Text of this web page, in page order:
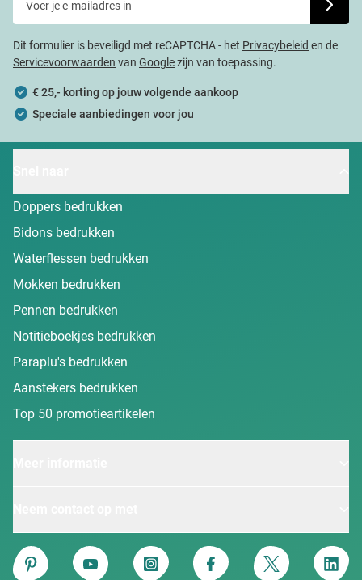
Dit formulier is beveiligd met reCAPTCHA - het Privacybeleid en de
Servicevoorwaarden van Googlezijn van toepassing.
€ 25,- korting op jouw volgende aankoop
Speciale aanbiedingen voor jou
Doppers bedrukken
Bidons bedrukken
Waterflessen bedrukken
Mokken bedrukken
Pennen bedrukken
Notitieboekjes bedrukken
Paraplu's bedrukken
Aanstekers bedrukken
Top 50 promotieartikelen
Van Heijster
Pinterest
YouTube Instagram Facebook Twitter